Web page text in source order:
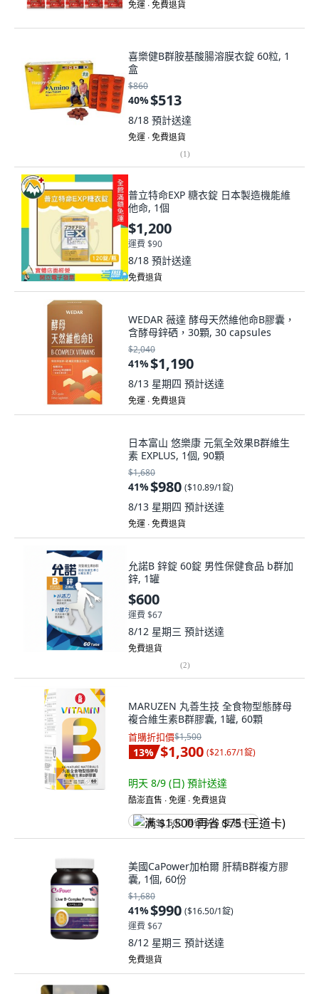
免運 ∙ 免費退貨
喜樂健B群胺基酸腸溶膜衣錠 60粒, 1
盒
$860
40%$513
8/18 預計送達
免運 ∙ 免費退貨
(1)
普立特命EXP 糖衣錠 日本製造機能維
他命, 1個
$1,200
運費 $90
8/18 預計送達
免費退貨
WEDAR 薇達 酵母天然維他命B膠囊，
含酵母鋅硒，30顆, 30 capsules
$2,040
41%$1,190
8/13 星期四 預計送達
免運 ∙ 免費退貨
日本富山 悠樂康 元氣全效果B群維生
素 EXPLUS, 1個, 90顆
$1,680
41%$980 ($10.89/1錠)
8/13 星期四 預計送達
免運 ∙ 免費退貨
允諾B 鋅錠 60錠 男性保健食品 b群加
鋅, 1罐
$600
運費 $67
8/12 星期三 預計送達
免費退貨
(2)
MARUZEN 丸善生技 全食物型態酵母
複合維生素B群膠囊, 1罐, 60顆
首購折扣價$1,500
13% $1,300 ($21.67/1錠)
明天 8/9 (日) 預計送達
酷澎直售 ∙ 免運 ∙ 免費退貨
满 $1,500 再省 $75 (王道卡)
美國CaPower加柏爾 肝精B群複方膠
囊, 1個, 60份
$1,680
41%$990 ($16.50/1錠)
運費 $67
8/12 星期三 預計送達
免費退貨